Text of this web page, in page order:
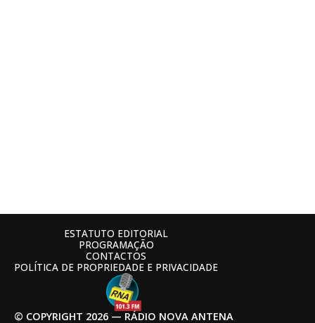
© COPYRIGHT 2026 — RÁDIO NOVA ANTENA
ESTATUTO EDITORIAL
PROGRAMAÇÃO
CONTACTOS
POLÍTICA DE PROPRIEDADE E PRIVACIDADE